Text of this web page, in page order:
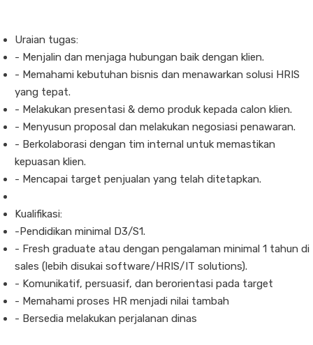
Uraian tugas:
- Menjalin dan menjaga hubungan baik dengan klien.
- Memahami kebutuhan bisnis dan menawarkan solusi HRIS
yang tepat.
- Melakukan presentasi & demo produk kepada calon klien.
- Menyusun proposal dan melakukan negosiasi penawaran.
- Berkolaborasi dengan tim internal untuk memastikan
kepuasan klien.
- Mencapai target penjualan yang telah ditetapkan.
Kualifikasi:
-Pendidikan minimal D3/S1.
- Fresh graduate atau dengan pengalaman minimal 1 tahun di
sales (lebih disukai software/HRIS/IT solutions).
- Komunikatif, persuasif, dan berorientasi pada target
- Memahami proses HR menjadi nilai tambah
- Bersedia melakukan perjalanan dinas